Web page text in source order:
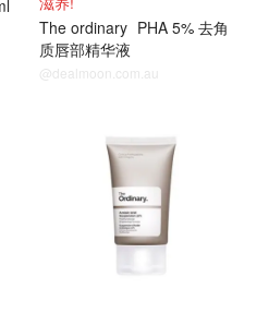
The ordinary PHA 5% 去角
质唇部精华液
@dealmoon.com.au